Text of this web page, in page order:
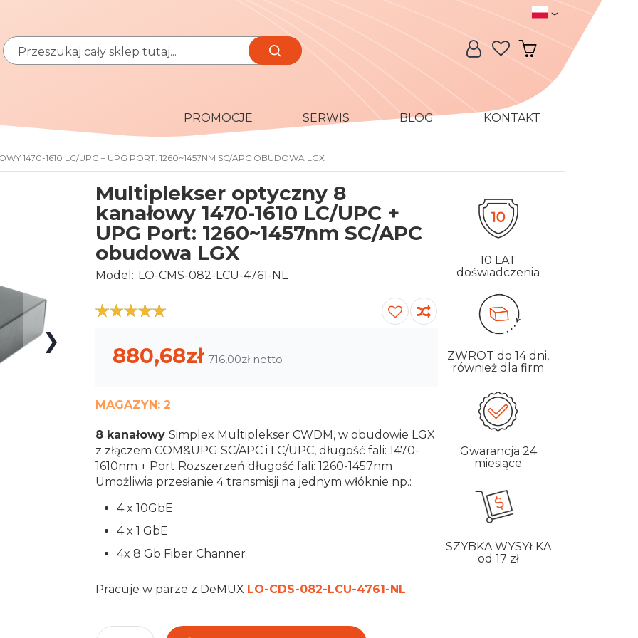
Język
Język:
Szukaj
Szukaj
Moje konto Mój koszyk
PROMOCJE SERWIS BLOG KONTAKT
1470-1610 LC/UPC + UPG PORT: 1260~1457NM SC/APC OBUDOWA LGX
Multiplekser optyczny 8
kanałowy 1470-1610 LC/UPC +
UPG Port: 1260~1457nm SC/APC
obudowa LGX
Model LO-CMS-082-LCU-4761-NL
880,68zł 716,00zł
MAGAZYN: 2
8 kanałowySimplex Multiplekser CWDM, w obudowie LGX
z złączem COM&UPG SC/APC i LC/UPC, długość fali: 1470-
1610nm + Port Rozszerzeń długość fali: 1260-1457nm
Umożliwia przesłanie 4 transmisji na jednym włóknie np.:
4 x 10GbE
4 x 1 GbE
4x 8 Gb Fiber Channer
Pracuje w parze z DeMUX LO-CDS-082-LCU-4761-NL
10 LAT
doświadczenia
ZWROTdo 14 dni,
również dla firm
Gwarancja 24
miesiące
SZYBKA WYSYŁKA
od 17 zł